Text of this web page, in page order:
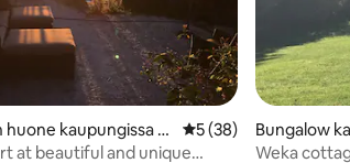
5, 125 arvostelua
huone kaupungissa K
Keskimääräinen arvio
5 (38)
at beautiful and unique
Bungalow
stock
Weka